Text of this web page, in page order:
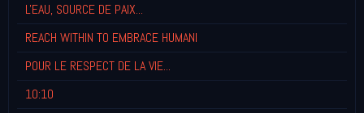
L'EAU, SOURCE DE PAIX...
REACH WITHIN TO EMBRACE HUMANI
POUR LE RESPECT DE LA VIE...
10:10